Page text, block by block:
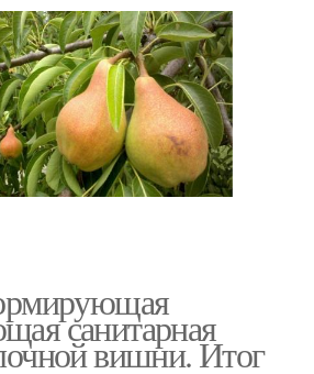
санитарная
вишни. Итог